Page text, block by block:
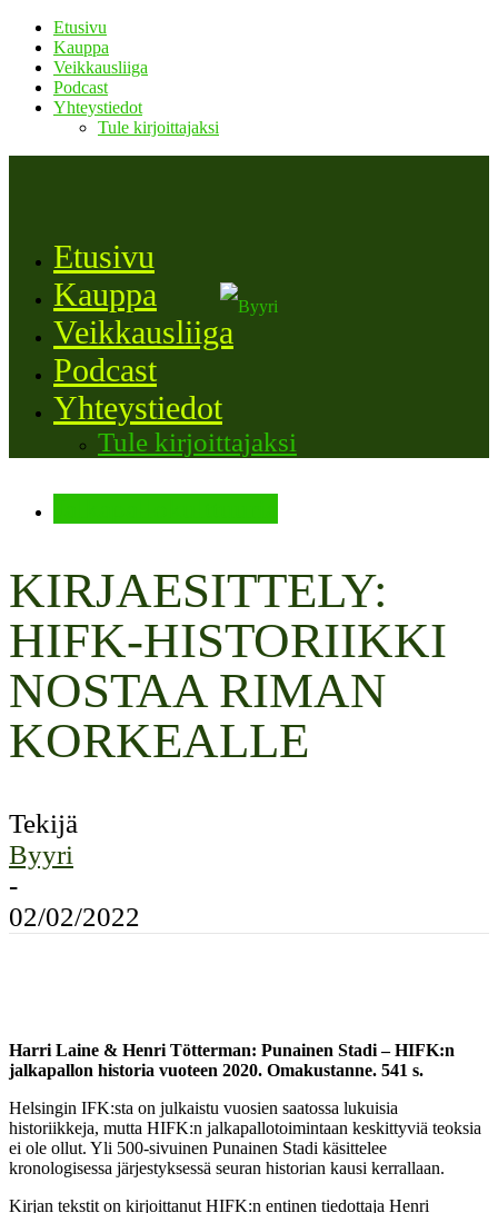
Etusivu
Kauppa
Veikkausliiga
Podcast
Yhteystiedot
Tule kirjoittajaksi
Etusivu
Kauppa
Veikkausliiga
Podcast
Yhteystiedot
Tule kirjoittajaksi
KIRJAESITTELY:
HIFK-HISTORIIKKI
NOSTAA RIMAN
KORKEALLE
Tekijä
Byyri
-
02/02/2022
Harri Laine & Henri Tötterman: Punainen Stadi – HIFK:n
jalkapallon historia vuoteen 2020. Omakustanne. 541 s.
Helsingin IFK:sta on julkaistu vuosien saatossa lukuisia
historiikkeja, mutta HIFK:n jalkapallotoimintaan keskittyviä teoksia
ei ole ollut. Yli 500-sivuinen Punainen Stadi käsittelee
kronologisessa järjestyksessä seuran historian kausi kerrallaan.
Kirjan tekstit on kirjoittanut HIFK:n entinen tiedottaja Henri